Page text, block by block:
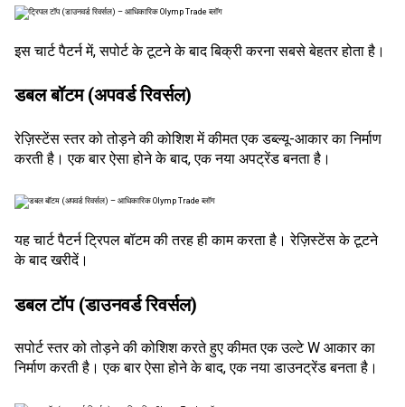
इस चार्ट पैटर्न में, सपोर्ट के टूटने के बाद बिक्री करना सबसे बेहतर होता है।
डबल बॉटम (अपवर्ड रिवर्सल)
रेज़िस्टेंस स्तर को तोड़ने की कोशिश में कीमत एक डब्ल्यू-आकार का निर्माण
करती है। एक बार ऐसा होने के बाद, एक नया अपट्रेंड बनता है।
यह चार्ट पैटर्न ट्रिपल बॉटम की तरह ही काम करता है। रेज़िस्टेंस के टूटने
के बाद खरीदें।
डबल टॉप (डाउनवर्ड रिवर्सल)
सपोर्ट स्तर को तोड़ने की कोशिश करते हुए कीमत एक उल्टे W आकार का
निर्माण करती है। एक बार ऐसा होने के बाद, एक नया डाउनट्रेंड बनता है।